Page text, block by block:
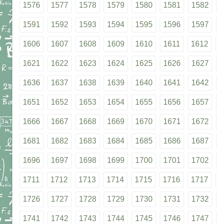
1576 1577 1578 1579 1580 1581 1582
1591 1592 1593 1594 1595 1596 1597
1606 1607 1608 1609 1610 1611 1612
1621 1622 1623 1624 1625 1626 1627
1636 1637 1638 1639 1640 1641 1642
1651 1652 1653 1654 1655 1656 1657
1666 1667 1668 1669 1670 1671 1672
1681 1682 1683 1684 1685 1686 1687
1696 1697 1698 1699 1700 1701 1702
1711 1712 1713 1714 1715 1716 1717
1726 1727 1728 1729 1730 1731 1732
1741 1742 1743 1744 1745 1746 1747